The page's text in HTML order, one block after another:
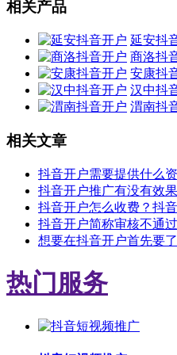
相关产品
延安抖
商洛抖
安康抖
汉中抖
渭南抖
相关文章
抖音开户需要提供什么
抖音开户推广有没有效
抖音开户怎么收费？抖
抖音开户简称审核不通
想要在抖音开户首先要
热门服务